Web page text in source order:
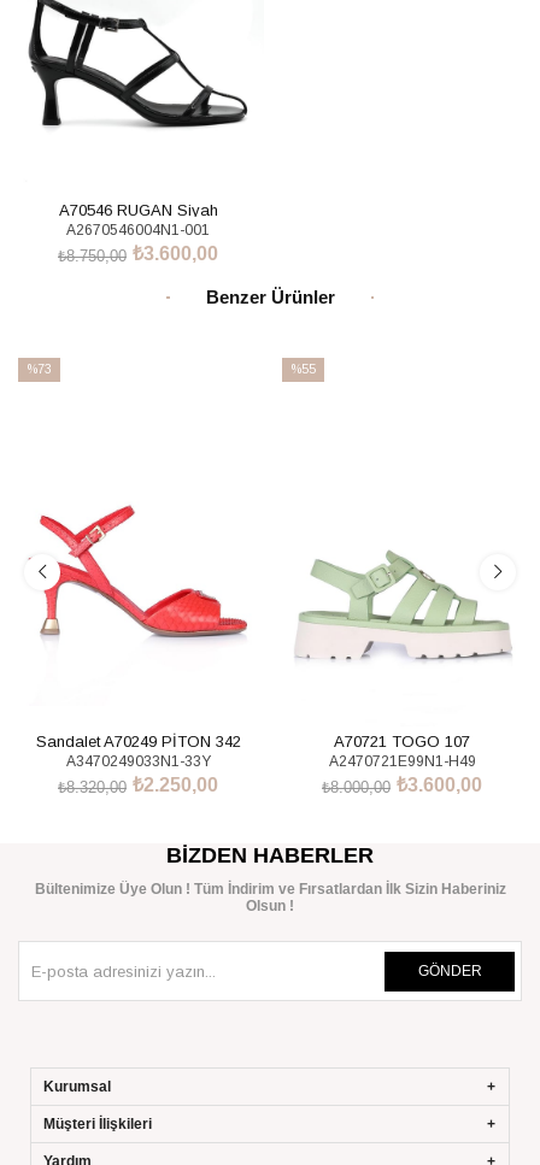
A70546 RUGAN Siyah
A2670546004N1-001
₺3.600,00
₺8.750,00
Benzer Ürünler
%73
Sandalet A70249 PİTON 342
A3470249033N1-33Y
₺2.250,00
₺8.320,00
%55
A70721 TOGO 107
A2470721E99N1-H49
₺3.600,00
₺8.000,00
BIZDEN HABERLER
Bültenimize Üye Olun ! Tüm İndirim ve Fırsatlardan İlk Sizin Haberiniz
Olsun !
GÖNDER
Kurumsal
Müşteri İlişkileri
Yardım